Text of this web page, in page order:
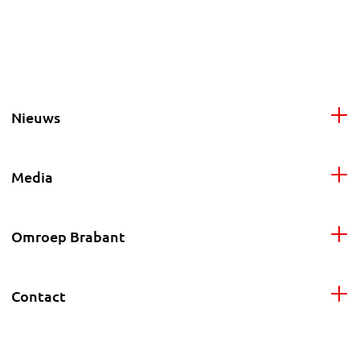
Nieuws
Media
Omroep Brabant
Contact